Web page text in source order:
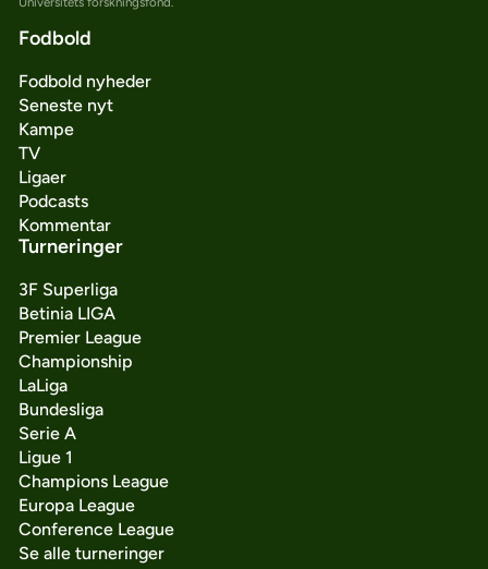
Fodbold
Fodbold nyheder
Seneste nyt
Kampe
TV
Ligaer
Podcasts
Kommentar
Turneringer
3F Superliga
Betinia LIGA
Premier League
Championship
LaLiga
Bundesliga
Serie A
Ligue 1
Champions League
Europa League
Conference League
Se alle turneringer